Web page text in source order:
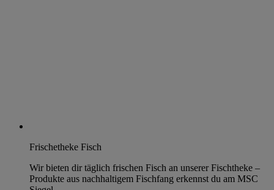
Frischetheke Fisch
Wir bieten dir täglich frischen Fisch an unserer Fischtheke –
Produkte aus nachhaltigem Fischfang erkennst du am MSC